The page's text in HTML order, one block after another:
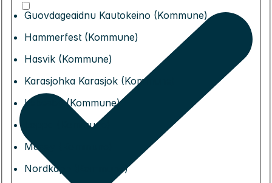
Guovdageaidnu Kautokeino (Kommune)
Hammerfest (Kommune)
Hasvik (Kommune)
Karasjohka Karasjok (Kommune)
Lebesby (Kommune)
Loppa (Kommune)
Måsøy (Kommune)
Nordkapp (Kommune)